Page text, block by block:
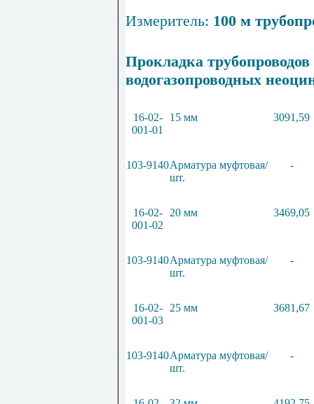
Измеритель: 100 м
Прокладка
водогазопроводных
16-02-
001-01
15 мм 3091,59
103-9140Арматура муфтовая/
шт.
-
16-02-
001-02
20 мм 3469,05
103-9140Арматура муфтовая/
шт.
-
16-02-
001-03
25 мм 3681,67
103-9140Арматура муфтовая/
шт.
-